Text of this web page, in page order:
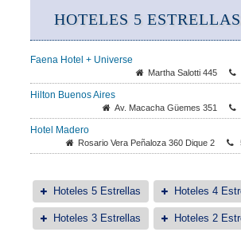
HOTELES 5 ESTRELLAS
Faena Hotel + Universe
Martha Salotti 445
Hilton Buenos Aires
Av. Macacha Güemes 351
Hotel Madero
Rosario Vera Peñaloza 360 Dique 2
Hoteles 5 Estrellas Hoteles 4
Hoteles 3 Estrellas Hoteles 2